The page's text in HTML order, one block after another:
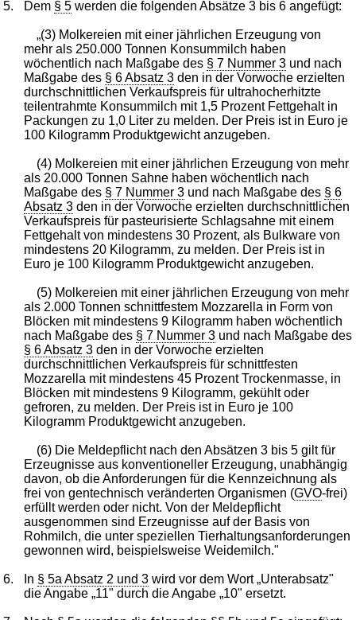
5. Dem § 5 werden die folgenden Absätze 3 bis 6 angefügt:
„(3) Molkereien mit einer jährlichen Erzeugung von
mehr als 250.000 Tonnen Konsummilch haben
wöchentlich nach Maßgabe des § 7 Nummer 3 und nach
Maßgabe des § 6 Absatz 3 den in der Vorwoche erzielten
durchschnittlichen Verkaufspreis für ultrahocherhitzte
teilentrahmte Konsummilch mit 1,5 Prozent Fettgehalt in
Packungen zu 1,0 Liter zu melden. Der Preis ist in Euro je
100 Kilogramm Produktgewicht anzugeben.
(4) Molkereien mit einer jährlichen Erzeugung von mehr
als 20.000 Tonnen Sahne haben wöchentlich nach
Maßgabe des § 7 Nummer 3 und nach Maßgabe des § 6
Absatz 3 den in der Vorwoche erzielten durchschnittlichen
Verkaufspreis für pasteurisierte Schlagsahne mit einem
Fettgehalt von mindestens 30 Prozent, als Bulkware von
mindestens 20 Kilogramm, zu melden. Der Preis ist in
Euro je 100 Kilogramm Produktgewicht anzugeben.
(5) Molkereien mit einer jährlichen Erzeugung von mehr
als 2.000 Tonnen schnittfestem Mozzarella in Form von
Blöcken mit mindestens 9 Kilogramm haben wöchentlich
nach Maßgabe des § 7 Nummer 3 und nach Maßgabe des
§ 6 Absatz 3 den in der Vorwoche erzielten
durchschnittlichen Verkaufspreis für schnittfesten
Mozzarella mit mindestens 45 Prozent Trockenmasse, in
Blöcken mit mindestens 9 Kilogramm, gekühlt oder
gefroren, zu melden. Der Preis ist in Euro je 100
Kilogramm Produktgewicht anzugeben.
(6) Die Meldepflicht nach den Absätzen 3 bis 5 gilt für
Erzeugnisse aus konventioneller Erzeugung, unabhängig
davon, ob die Anforderungen für die Kennzeichnung als
frei von gentechnisch veränderten Organismen (GVO-frei)
erfüllt werden oder nicht. Von der Meldepflicht
ausgenommen sind Erzeugnisse auf der Basis von
Rohmilch, die unter speziellen Tierhaltungsanforderungen
gewonnen wird, beispielsweise Weidemilch."
6. In § 5a Absatz 2 und 3 wird vor dem Wort „Unterabsatz"
die Angabe „11" durch die Angabe „10" ersetzt.